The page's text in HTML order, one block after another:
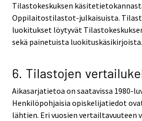
Tilastokeskuksen
Oppilaitostilastot-julkaisuista.
luokitukset löytyvät
sekä painetuista luokituskäsikirjoista.
6. Tilastojen
Aikasarjatietoa on saatavissa 1980-
Henkilöpohjaisia opiskelijatiedot
lähtien. Eri vuosien vertailtavuuteen